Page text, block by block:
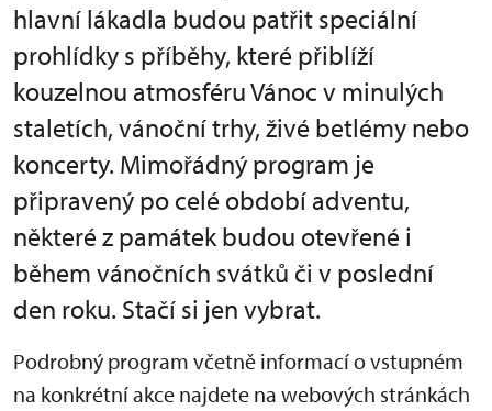
hlavní lákadla budou patřit speciální
prohlídky s příběhy, které přiblíží
kouzelnou atmosféru Vánoc v minulých
staletích, vánoční trhy, živé betlémy nebo
koncerty. Mimořádný program je
připravený po celé období adventu,
některé z památek budou otevřené i
během vánočních svátků či v poslední
den roku. Stačí si jen vybrat.
Podrobný program včetně informací o vstupném
na konkrétní akce najdete na webových stránkách